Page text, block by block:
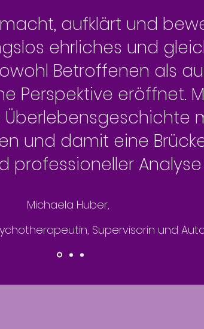
macht, aufklärt und
ehrliches und
Betroffenen als
Perspektive eröffnet.
Überlebensgeschichte
und damit eine
professioneller
Michaela Huber,
Supervisorin und